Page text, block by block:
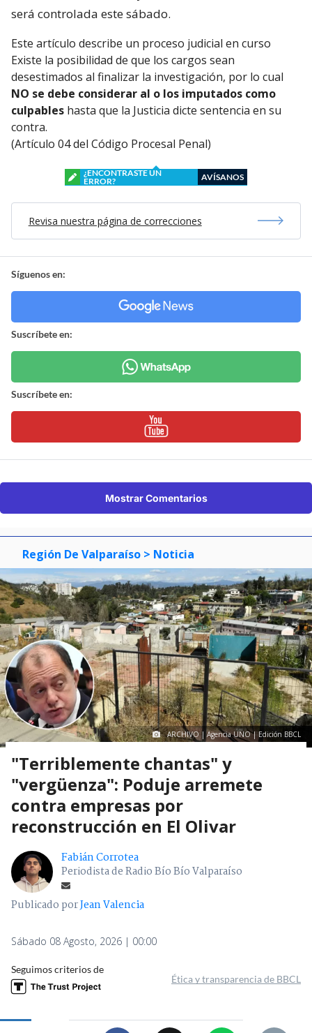
será controlada este sábado.
Este artículo describe un proceso judicial en curso
Existe la posibilidad de que los cargos sean
desestimados al finalizar la investigación, por lo cual
NO se debe considerar al o los imputados como
culpables hasta que la Justicia dicte sentencia en su
contra.
(Artículo 04 del Código Procesal Penal)
¿ENCONTRASTE UN
ERROR?
AVÍSANOS
Revisa nuestra página de correcciones
Síguenos en:
Suscríbete en:
Suscríbete en:
Mostrar Comentarios
Región De Valparaíso > Noticia
ARCHIVO | Agencia UNO | Edición BBCL
"Terriblemente chantas" y
"vergüenza": Poduje arremete
contra empresas por
reconstrucción en El Olivar
Fabián Corrotea
Periodista de Radio Bío Bío Valparaíso
Publicado porJean Valencia
Sábado 08 Agosto, 2026 | 00:00
Seguimos criterios de
Ética y transparencia de BBCL